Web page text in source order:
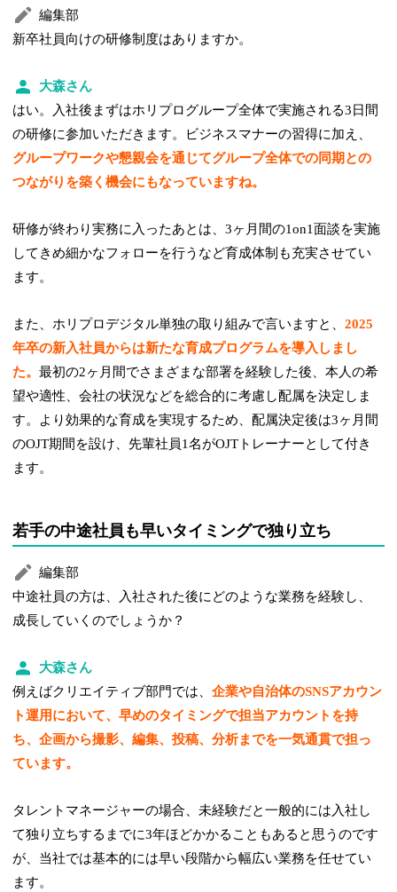
編集部
新卒社員向けの研修制度はありますか。
大森さん
はい。入社後まずはホリプログループ全体で実施される3日間
の研修に参加いただきます。ビジネスマナーの習得に加え、
グループワークや懇親会を通じてグループ全体での同期との
つながりを築く機会にもなっていますね。
研修が終わり実務に入ったあとは、3ヶ月間の1on1面談を実施
してきめ細かなフォローを行うなど育成体制も充実させてい
ます。
また、ホリプロデジタル単独の取り組みで言いますと、2025
年卒の新入社員からは新たな育成プログラムを導入しまし
た。最初の2ヶ月間でさまざまな部署を経験した後、本人の希
望や適性、会社の状況などを総合的に考慮し配属を決定しま
す。より効果的な育成を実現するため、配属決定後は3ヶ月間
のOJT期間を設け、先輩社員1名がOJTトレーナーとして付き
ます。
若手の中途社員も早いタイミングで独り立ち
編集部
中途社員の方は、入社された後にどのような業務を経験し、
成長していくのでしょうか？
大森さん
例えばクリエイティブ部門では、企業や自治体のSNSアカウン
ト運用において、早めのタイミングで担当アカウントを持
ち、企画から撮影、編集、投稿、分析までを一気通貫で担っ
ています。
タレントマネージャーの場合、未経験だと一般的には入社し
て独り立ちするまでに3年ほどかかることもあると思うのです
が、当社では基本的には早い段階から幅広い業務を任せてい
ます。